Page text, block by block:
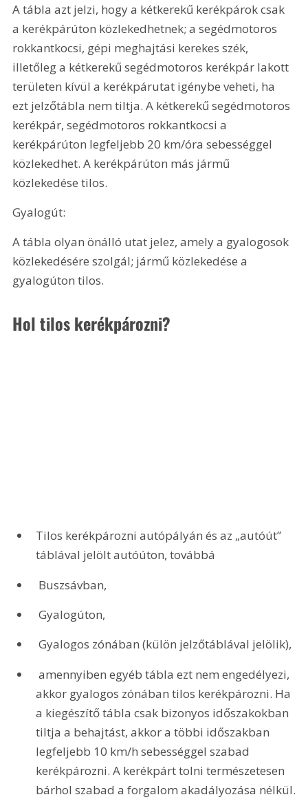
A tábla azt jelzi, hogy a kétkerekű kerékpárok csak
a kerékpárúton közlekedhetnek; a segédmotoros
rokkantkocsi, gépi meghajtási kerekes szék,
illetőleg a kétkerekű segédmotoros kerékpár lakott
területen kívül a kerékpárutat igénybe veheti, ha
ezt jelzőtábla nem tiltja. A kétkerekű segédmotoros
kerékpár, segédmotoros rokkantkocsi a
kerékpárúton legfeljebb 20 km/óra sebességgel
közlekedhet. A kerékpárúton más jármű
közlekedése tilos.
Gyalogút:
A tábla olyan önálló utat jelez, amely a gyalogosok
közlekedésére szolgál; jármű közlekedése a
gyalogúton tilos.
Hol tilos kerékpározni?
Tilos kerékpározni autópályán és az „autóút”
táblával jelölt autóúton, továbbá
Buszsávban,
Gyalogúton,
Gyalogos zónában (külön jelzőtáblával jelölik),
amennyiben egyéb tábla ezt nem engedélyezi,
akkor gyalogos zónában tilos kerékpározni. Ha
a kiegészítő tábla csak bizonyos időszakokban
tiltja a behajtást, akkor a többi időszakban
legfeljebb 10 km/h sebességgel szabad
kerékpározni. A kerékpárt tolni természetesen
bárhol szabad a forgalom akadályozása nélkül.